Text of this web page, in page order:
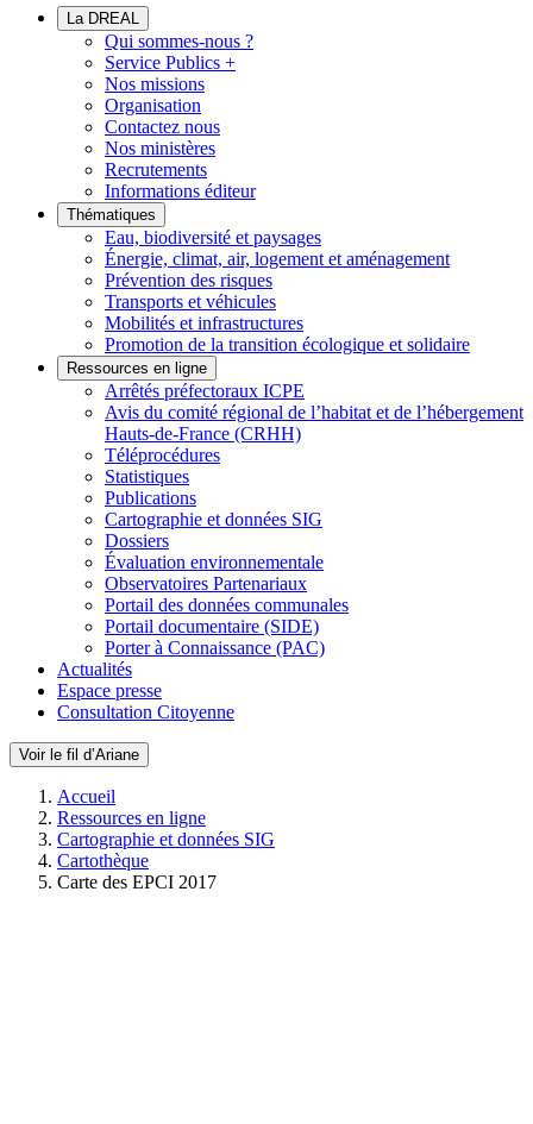
La DREAL
Qui sommes-nous ?
Service Publics +
Nos missions
Organisation
Contactez nous
Nos ministères
Recrutements
Informations éditeur
Thématiques
Eau, biodiversité et paysages
Énergie, climat, air, logement et aménagement
Prévention des risques
Transports et véhicules
Mobilités et infrastructures
Promotion de la transition écologique et solidaire
Ressources en ligne
Arrêtés préfectoraux ICPE
Avis du comité régional de l’habitat et de l’hébergement
Hauts-de-France (CRHH)
Téléprocédures
Statistiques
Publications
Cartographie et données SIG
Dossiers
Évaluation environnementale
Observatoires Partenariaux
Portail des données communales
Portail documentaire (SIDE)
Porter à Connaissance (PAC)
Actualités
Espace presse
Consultation Citoyenne
Voir le fil d’Ariane
Accueil
Ressources en ligne
Cartographie et données SIG
Cartothèque
Carte des EPCI 2017